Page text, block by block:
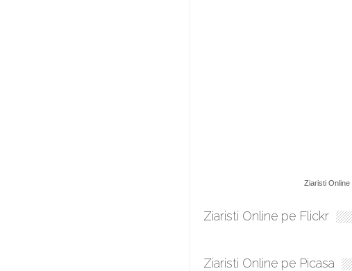
Ziaristi Online
Ziaristi Online pe Flickr
Ziaristi Online pe Picasa